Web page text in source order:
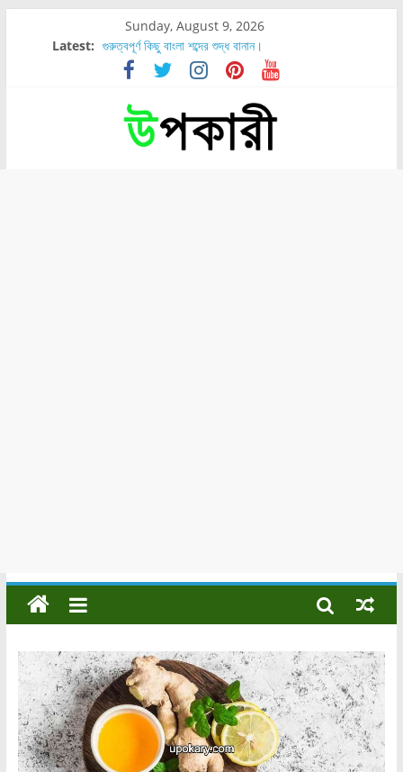
Sunday, August 9, 2026
Latest: পার্সিমন ফলের স্বাস্থ্য ও পুষ্টি উপকারিতা।
গুরুত্বপূর্ণ কিছু বাংলা শব্দের শুদ্ধ বানান।
শরীরের কোন অংশে বেডসোর বেশি হয়?
নাসাল টিউব কতদিন রাখা যায়?
রোগীর পিঠ, কোমর এবং পায়ে বেডসোর দেখা গেলে করণীয় কি?